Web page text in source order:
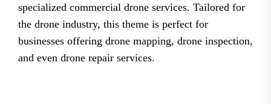
specialized commercial drone services. Tailored for
the drone industry, this theme is perfect for
businesses offering drone mapping, drone inspection,
and even drone repair services.